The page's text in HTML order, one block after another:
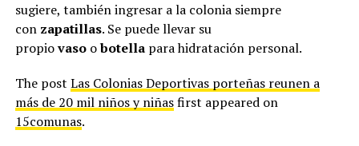
sugiere, también ingresar a la colonia siempre
con zapatillas. Se puede llevar su
propiovasoobotellapara hidratación personal.
The post Las Colonias Deportivas porteñas reunen a
más de 20 mil niños y niñasfirst appeared on
15comunas.